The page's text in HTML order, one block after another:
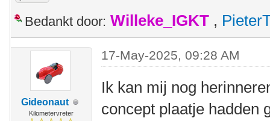
Bedankt door: Willeke_IGKT ,
Gideonaut
Kilometervreter
17-May-2025, 09:28 AM
Ik kan mij nog
concept plaatje hadden